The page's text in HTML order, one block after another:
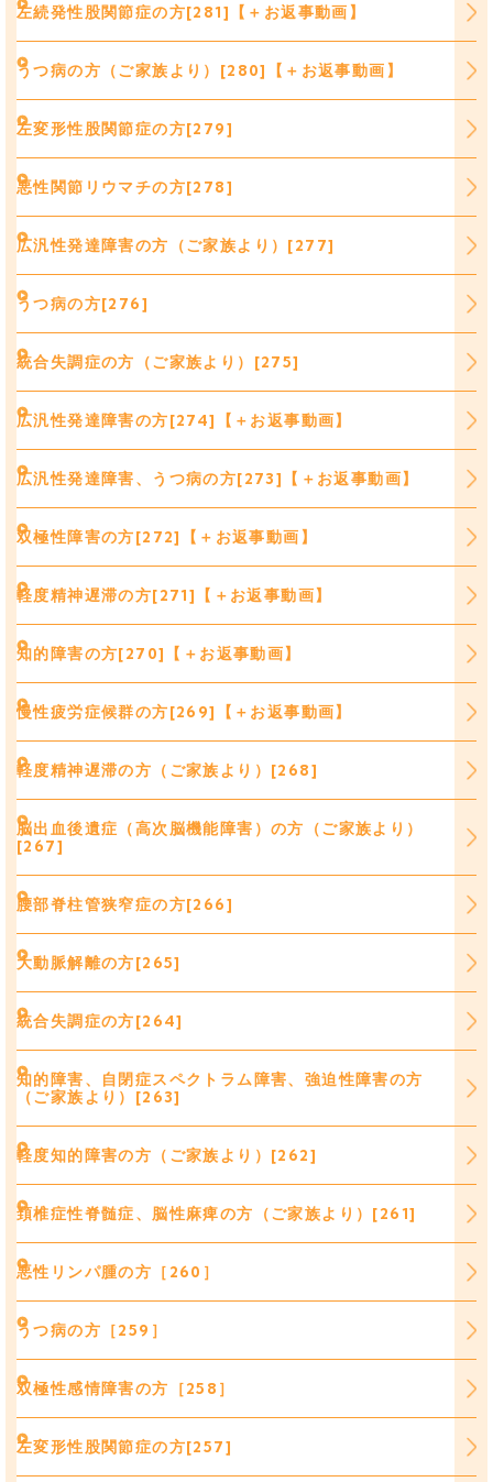
左続発性股関節症の方[281]【＋お返事動画】
うつ病の方（ご家族より）[280]【＋お返事動画】
左変形性股関節症の方[279]
悪性関節リウマチの方[278]
広汎性発達障害の方（ご家族より）[277]
うつ病の方[276]
統合失調症の方（ご家族より）[275]
広汎性発達障害の方[274]【＋お返事動画】
広汎性発達障害、うつ病の方[273]【＋お返事動画】
双極性障害の方[272]【＋お返事動画】
軽度精神遅滞の方[271]【＋お返事動画】
知的障害の方[270]【＋お返事動画】
慢性疲労症候群の方[269]【＋お返事動画】
軽度精神遅滞の方（ご家族より）[268]
脳出血後遺症（高次脳機能障害）の方（ご家族より）
[267]
腰部脊柱管狭窄症の方[266]
大動脈解離の方[265]
統合失調症の方[264]
知的障害、自閉症スペクトラム障害、強迫性障害の方
（ご家族より）[263]
軽度知的障害の方（ご家族より）[262]
頚椎症性脊髄症、脳性麻痺の方（ご家族より）[261]
悪性リンパ腫の方［260］
うつ病の方［259］
双極性感情障害の方［258］
左変形性股関節症の方[257]